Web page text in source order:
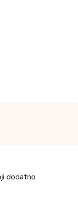
dodatno